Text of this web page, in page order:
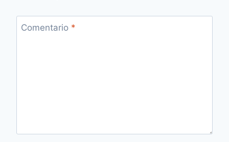
Comentario *